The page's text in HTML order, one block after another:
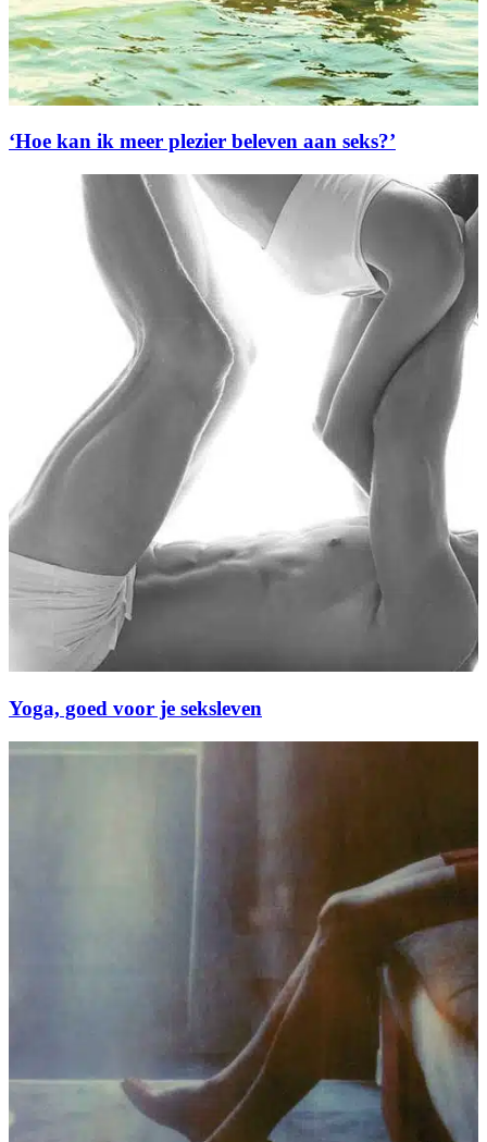
‘Hoe kan ik meer plezier beleven aan seks?’
Yoga, goed voor je seksleven